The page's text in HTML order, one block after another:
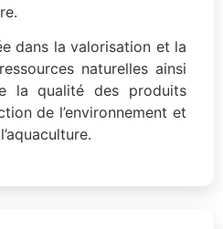
dans la valorisation et la
naturelles ainsi
la qualité des produits
de l’environnement et